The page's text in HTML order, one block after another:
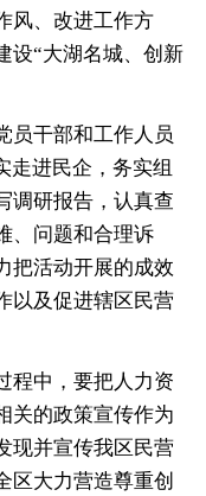
风、改进工作方
设“大湖名城、创新
干部和工作人员
走进民企，务实组
调研报告，认真查
、问题和合理诉
把活动开展的成效
以及促进辖区民营
中，要把人力资
关的政策宣传作为
现并宣传我区民营
区大力营造尊重创